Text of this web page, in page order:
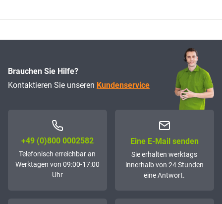
Brauchen Sie Hilfe?
Kontaktieren Sie unseren Kundenservice
+49 (0)800 0002582
Telefonisch erreichbar an
Werktagen von 09:00-17:00
Uhr
Eine E-Mail senden
Sie erhalten werktags
innerhalb von 24 Stunden
eine Antwort.